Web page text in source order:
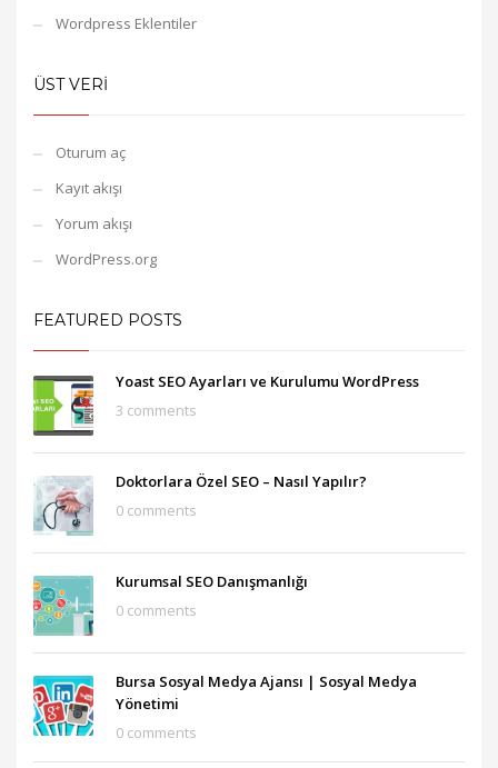
Wordpress Eklentiler
ÜST VERI
Oturum aç
Kayıt akışı
Yorum akışı
WordPress.org
FEATURED POSTS
Yoast SEO Ayarları ve Kurulumu WordPress
3 comments
Doktorlara Özel SEO – Nasıl Yapılır?
0 comments
Kurumsal SEO Danışmanlığı
0 comments
Bursa Sosyal Medya Ajansı‎ | Sosyal Medya
Yönetimi
0 comments